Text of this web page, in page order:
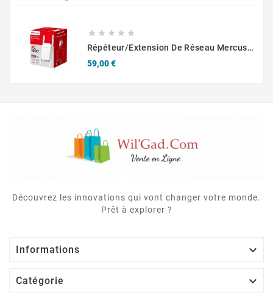
    
Répéteur/Extension De Réseau Mercusys ME50G Blanc 10, 100, 1000 Mbit/s
59,00 €Prix
Découvrez les innovations qui vont changer votre monde.
Prêt à explorer ?
Informations 
Catégorie 